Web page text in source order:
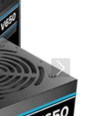
Next